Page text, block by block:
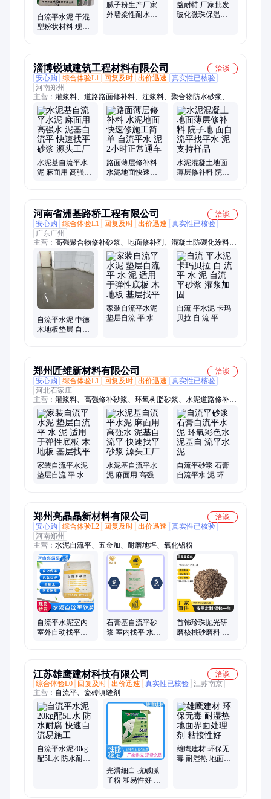
自流平水泥 干混
型粉状材料 现场
腻子粉生产厂家
外墙柔性耐水腻
益耐特 厂家批发
玻化微珠保温砂
淄博锐城建筑工程材料有限公司
洽谈
安心购
综合体验L1 回复及时 出价迅速
真实性已核验
河南郑州
主营： 灌浆料、道路路面修补料、注浆料、聚合物防水砂浆、水
泥基渗透结晶防水涂料、聚合物防水防腐涂料、防腐砂浆、丙乳
砂浆、不发火混凝土、桥梁伸缩缝修补料、道钉锚固剂、防碳化
涂料、混凝土色差修补剂、混凝土防腐剂、钢筋阻锈防腐剂、混
凝土抗渗剂
水泥基自流平水
泥 麻面用 高强水
路面薄层修补料
水泥地面快速修
水泥混凝土地面
薄层修补料 院子
河南省洲基路桥工程有限公司
洽谈
安心购
综合体验L1 回复及时 出价迅速
真实性已核验
广东广州
主营： 高强聚合物修补砂浆、地面修补剂、混凝土防碳化涂料、
自流平水泥、环氧树脂砂浆、防腐砂浆、不发火混凝土、混凝土
钢筋阻锈剂
自流平水泥 中德
木地板垫层 自流
家装自流平水泥
垫层自流 平 水 泥
自流 平水泥 卡玛
贝拉 自 流 平 水
郑州匠维新材料有限公司
洽谈
安心购
综合体验L1 回复及时 出价迅速
真实性已核验
河北石家庄
主营： 灌浆料、高强修补砂浆、环氧树脂砂浆、水泥道路修补
料、超细水泥、聚合物防水防腐砂浆、自流平水泥、丙乳砂浆、
道钉锚固剂、混凝土防碳化涂料、聚合物防腐涂料、混凝土增强
剂
家装自流平水泥
垫层自流 平 水 泥
水泥基自流平水
泥 麻面用 高强水
自流平砂浆 石膏
自流平水 泥 环氧
郑州亮晶晶新材料有限公司
洽谈
安心购
综合体验L2 回复及时 出价迅速
真实性已核验
河南郑州
主营： 水泥自流平、五金加、耐磨地坪、氧化铝粉
自流平水泥室内
室外自动找平地
石膏基自流平砂
浆 室内找平 水泥
首饰珍珠抛光研
磨核桃砂磨料 多
江苏雄鹰建材科技有限公司
洽谈
综合体验L0
回复及时 出价迅速 真实性已核验 江苏南京
主营： 自流平、瓷砖填缝剂
自流平水泥20kg
配5L水 防水耐腐
光滑细白 抗碱腻
子粉 和易性好 源
雄鹰建材 环保无
毒 耐湿热 地面界